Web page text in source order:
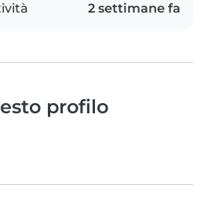
2 settimane fa
profilo